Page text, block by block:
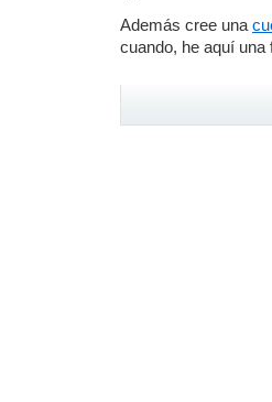
Además cree una
cuando, he aquí una